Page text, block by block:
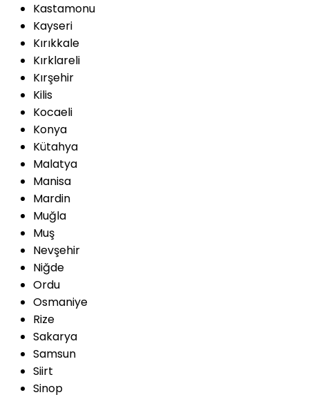
Kastamonu
Kayseri
Kırıkkale
Kırklareli
Kırşehir
Kilis
Kocaeli
Konya
Kütahya
Malatya
Manisa
Mardin
Muğla
Muş
Nevşehir
Niğde
Ordu
Osmaniye
Rize
Sakarya
Samsun
Siirt
Sinop